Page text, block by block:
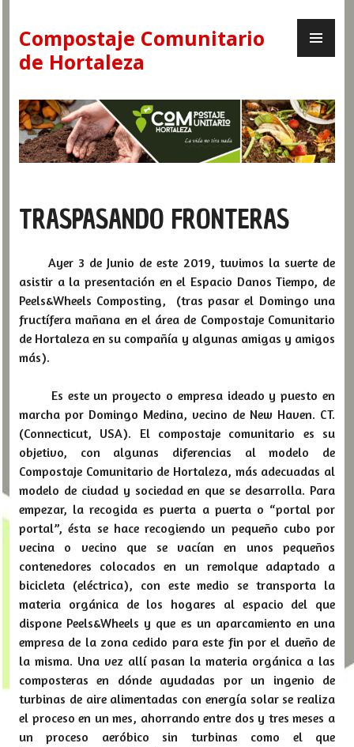
to
content
Compostaje Comunitario
de Hortaleza
TRASPASANDO FRONTERAS
Ayer 3 de Junio de este 2019, tuvimos la suerte de
asistir a la presentación en el Espacio Danos Tiempo, de
Peels&Wheels Composting, (tras pasar el Domingo una
fructífera mañana en el área de Compostaje Comunitario
de Hortaleza en su compañía y algunas amigas y amigos
más).
Es este un proyecto o empresa ideado y puesto en
marcha por Domingo Medina, vecino de New Haven. CT.
(Connecticut, USA). El compostaje comunitario es su
objetivo, con algunas diferencias al modelo de
Compostaje Comunitario de Hortaleza, más adecuadas al
modelo de ciudad y sociedad en que se desarrolla. Para
empezar, la recogida es puerta a puerta o “portal por
portal”, ésta se hace recogiendo un pequeño cubo por
vecina o vecino que se vacían en unos pequeños
contenedores colocados en un remolque adaptado a
bicicleta (eléctrica), con este medio se transporta la
materia orgánica de los hogares al espacio del que
dispone Peels&Wheels y que es un aparcamiento en una
empresa de la zona cedido para este fin por el dueño de
la misma. Una vez allí pasan la materia orgánica a las
composteras en dónde ayudadas por un ingenio de
turbinas de aire alimentadas con energía solar se realiza
el proceso en un mes, ahorrando entre dos y tres meses a
un proceso aeróbico sin turbinas como el que